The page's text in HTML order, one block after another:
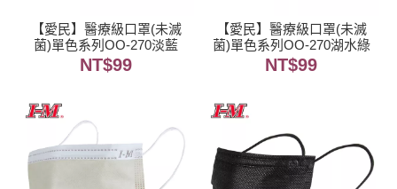
【愛民】醫療級口罩(未滅
菌)單色系列OO-270淡藍
NT$99
【愛民】醫療級口罩(未滅
菌)單色系列OO-270湖水綠
NT$99